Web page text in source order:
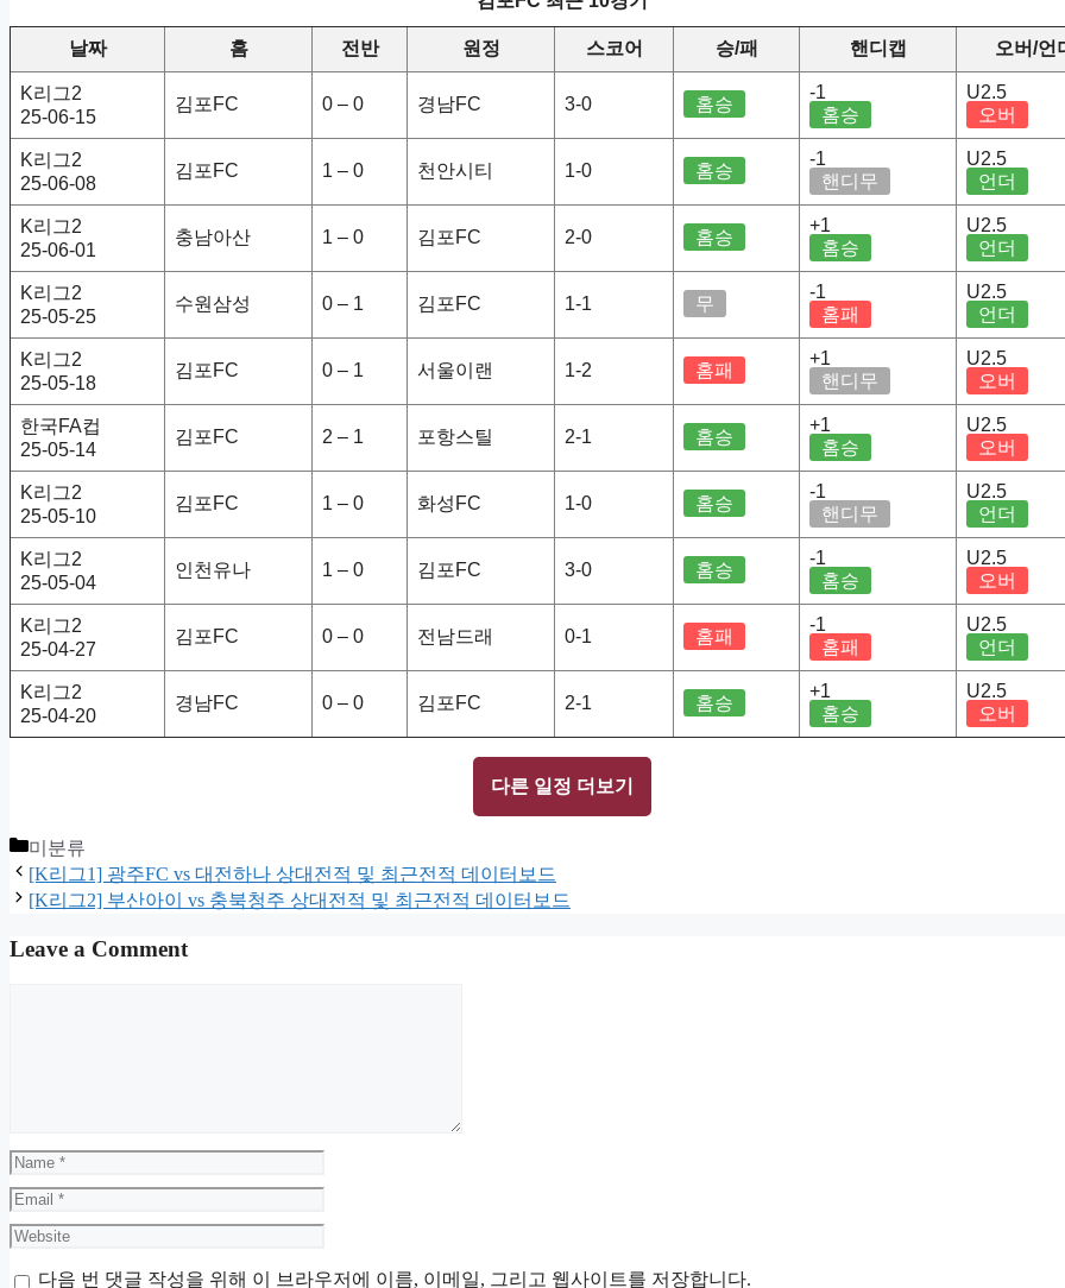
날짜 홈 전반 원정 스코어 승/패 핸디캡 오버/언
K리그2
25-06-15
김포FC 0 – 0 경남FC 3-0 홈승
-1
홈승
U2.5
오버
K리그2
25-06-08
김포FC 1 – 0 천안시티 1-0 홈승
-1
핸디무
U2.5
언더
K리그2
25-06-01
충남아산 1 – 0 김포FC 2-0 홈승
+1
홈승
U2.5
언더
K리그2
25-05-25
수원삼성 0 – 1 김포FC 1-1 무
-1
홈패
U2.5
언더
K리그2
25-05-18
김포FC 0 – 1 서울이랜 1-2 홈패
+1
핸디무
U2.5
오버
한국FA컵
25-05-14
김포FC 2 – 1 포항스틸 2-1 홈승
+1
홈승
U2.5
오버
K리그2
25-05-10
김포FC 1 – 0 화성FC 1-0 홈승
-1
핸디무
U2.5
언더
K리그2
25-05-04
인천유나 1 – 0 김포FC 3-0 홈승
-1
홈승
U2.5
오버
K리그2
25-04-27
김포FC 0 – 0 전남드래 0-1 홈패
-1
홈패
U2.5
언더
K리그2
25-04-20
경남FC 0 – 0 김포FC 2-1 홈승
+1
홈승
U2.5
오버
다른 일정 더보기
Categories
미분류
[K리그1] 광주FC vs 대전하나 상대전적 및 최근전적 데이터보드
[K리그2] 부산아이 vs 충북청주 상대전적 및 최근전적 데이터보드
Leave a Comment
Name
Email
Website
다음 번 댓글 작성을 위해 이 브라우저에 이름, 이메일, 그리고 웹사이트를 저장합니다.